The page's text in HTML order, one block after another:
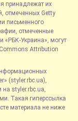
принадлежат их
отмеченных Getty
письменного
отмеченные
«РБК-Украина», могут
Attribution
(styler.rbc.ua),
на styler.rbc.ua,
Такая гиперссылка
материала не ниже